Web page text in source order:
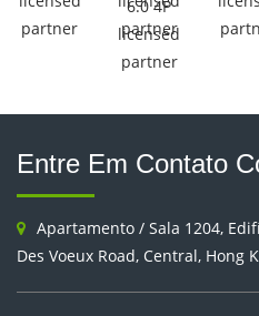
Entre Em Contato
Apartamento / Sala 1204,
Des Voeux Road, Central, Hong